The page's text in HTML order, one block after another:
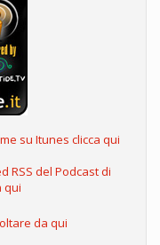
su Itunes clicca qui
RSS del Podcast di
qui
da qui